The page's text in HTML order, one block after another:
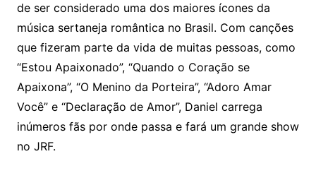
de ser considerado uma dos maiores ícones da
música sertaneja romântica no Brasil. Com canções
que fizeram parte da vida de muitas pessoas, como
“Estou Apaixonado”, “Quando o Coração se
Apaixona”, “O Menino da Porteira”, “Adoro Amar
Você” e “Declaração de Amor”, Daniel carrega
inúmeros fãs por onde passa e fará um grande show
no JRF.